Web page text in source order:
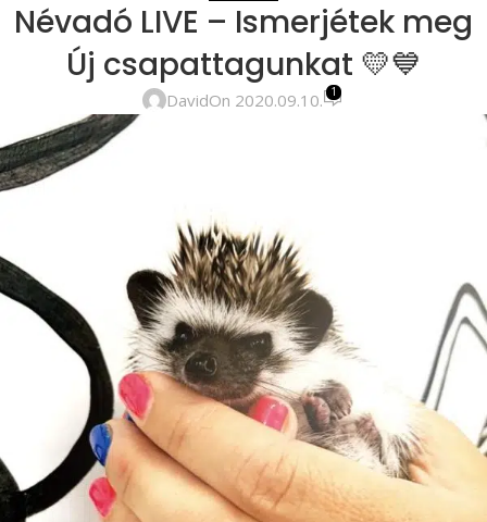
Névadó LIVE – Ismerjétek meg
Új csapattagunkat 💛💙
DavidOn 2020.09.10. 1